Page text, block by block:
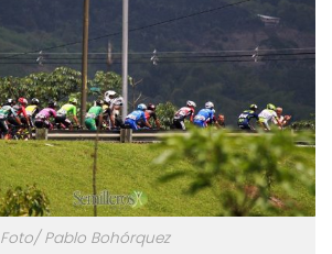
Foto/ Pablo Bohórquez